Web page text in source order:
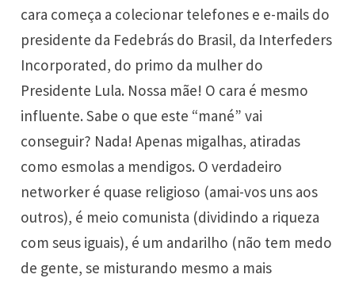
cara começa a colecionar telefones e e-mails do
presidente da Fedebrás do Brasil, da Interfeders
Incorporated, do primo da mulher do
Presidente Lula. Nossa mãe! O cara é mesmo
influente. Sabe o que este “mané” vai
conseguir? Nada! Apenas migalhas, atiradas
como esmolas a mendigos. O verdadeiro
networker é quase religioso (amai-vos uns aos
outros), é meio comunista (dividindo a riqueza
com seus iguais), é um andarilho (não tem medo
de gente, se misturando mesmo a mais